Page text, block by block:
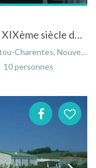
Chambres d'Hôte "La Rotonde" du XIXème siècle de style néo-classique
Nouvelle-Aquitaine, France
10 personnes